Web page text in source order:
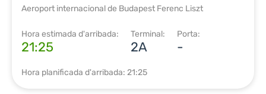
Aeroport internacional de Budapest Ferenc Liszt
Hora estimada d'arribada:
21:25
Terminal:
2A
Porta:
-
Hora planificada d'arribada: 21:25